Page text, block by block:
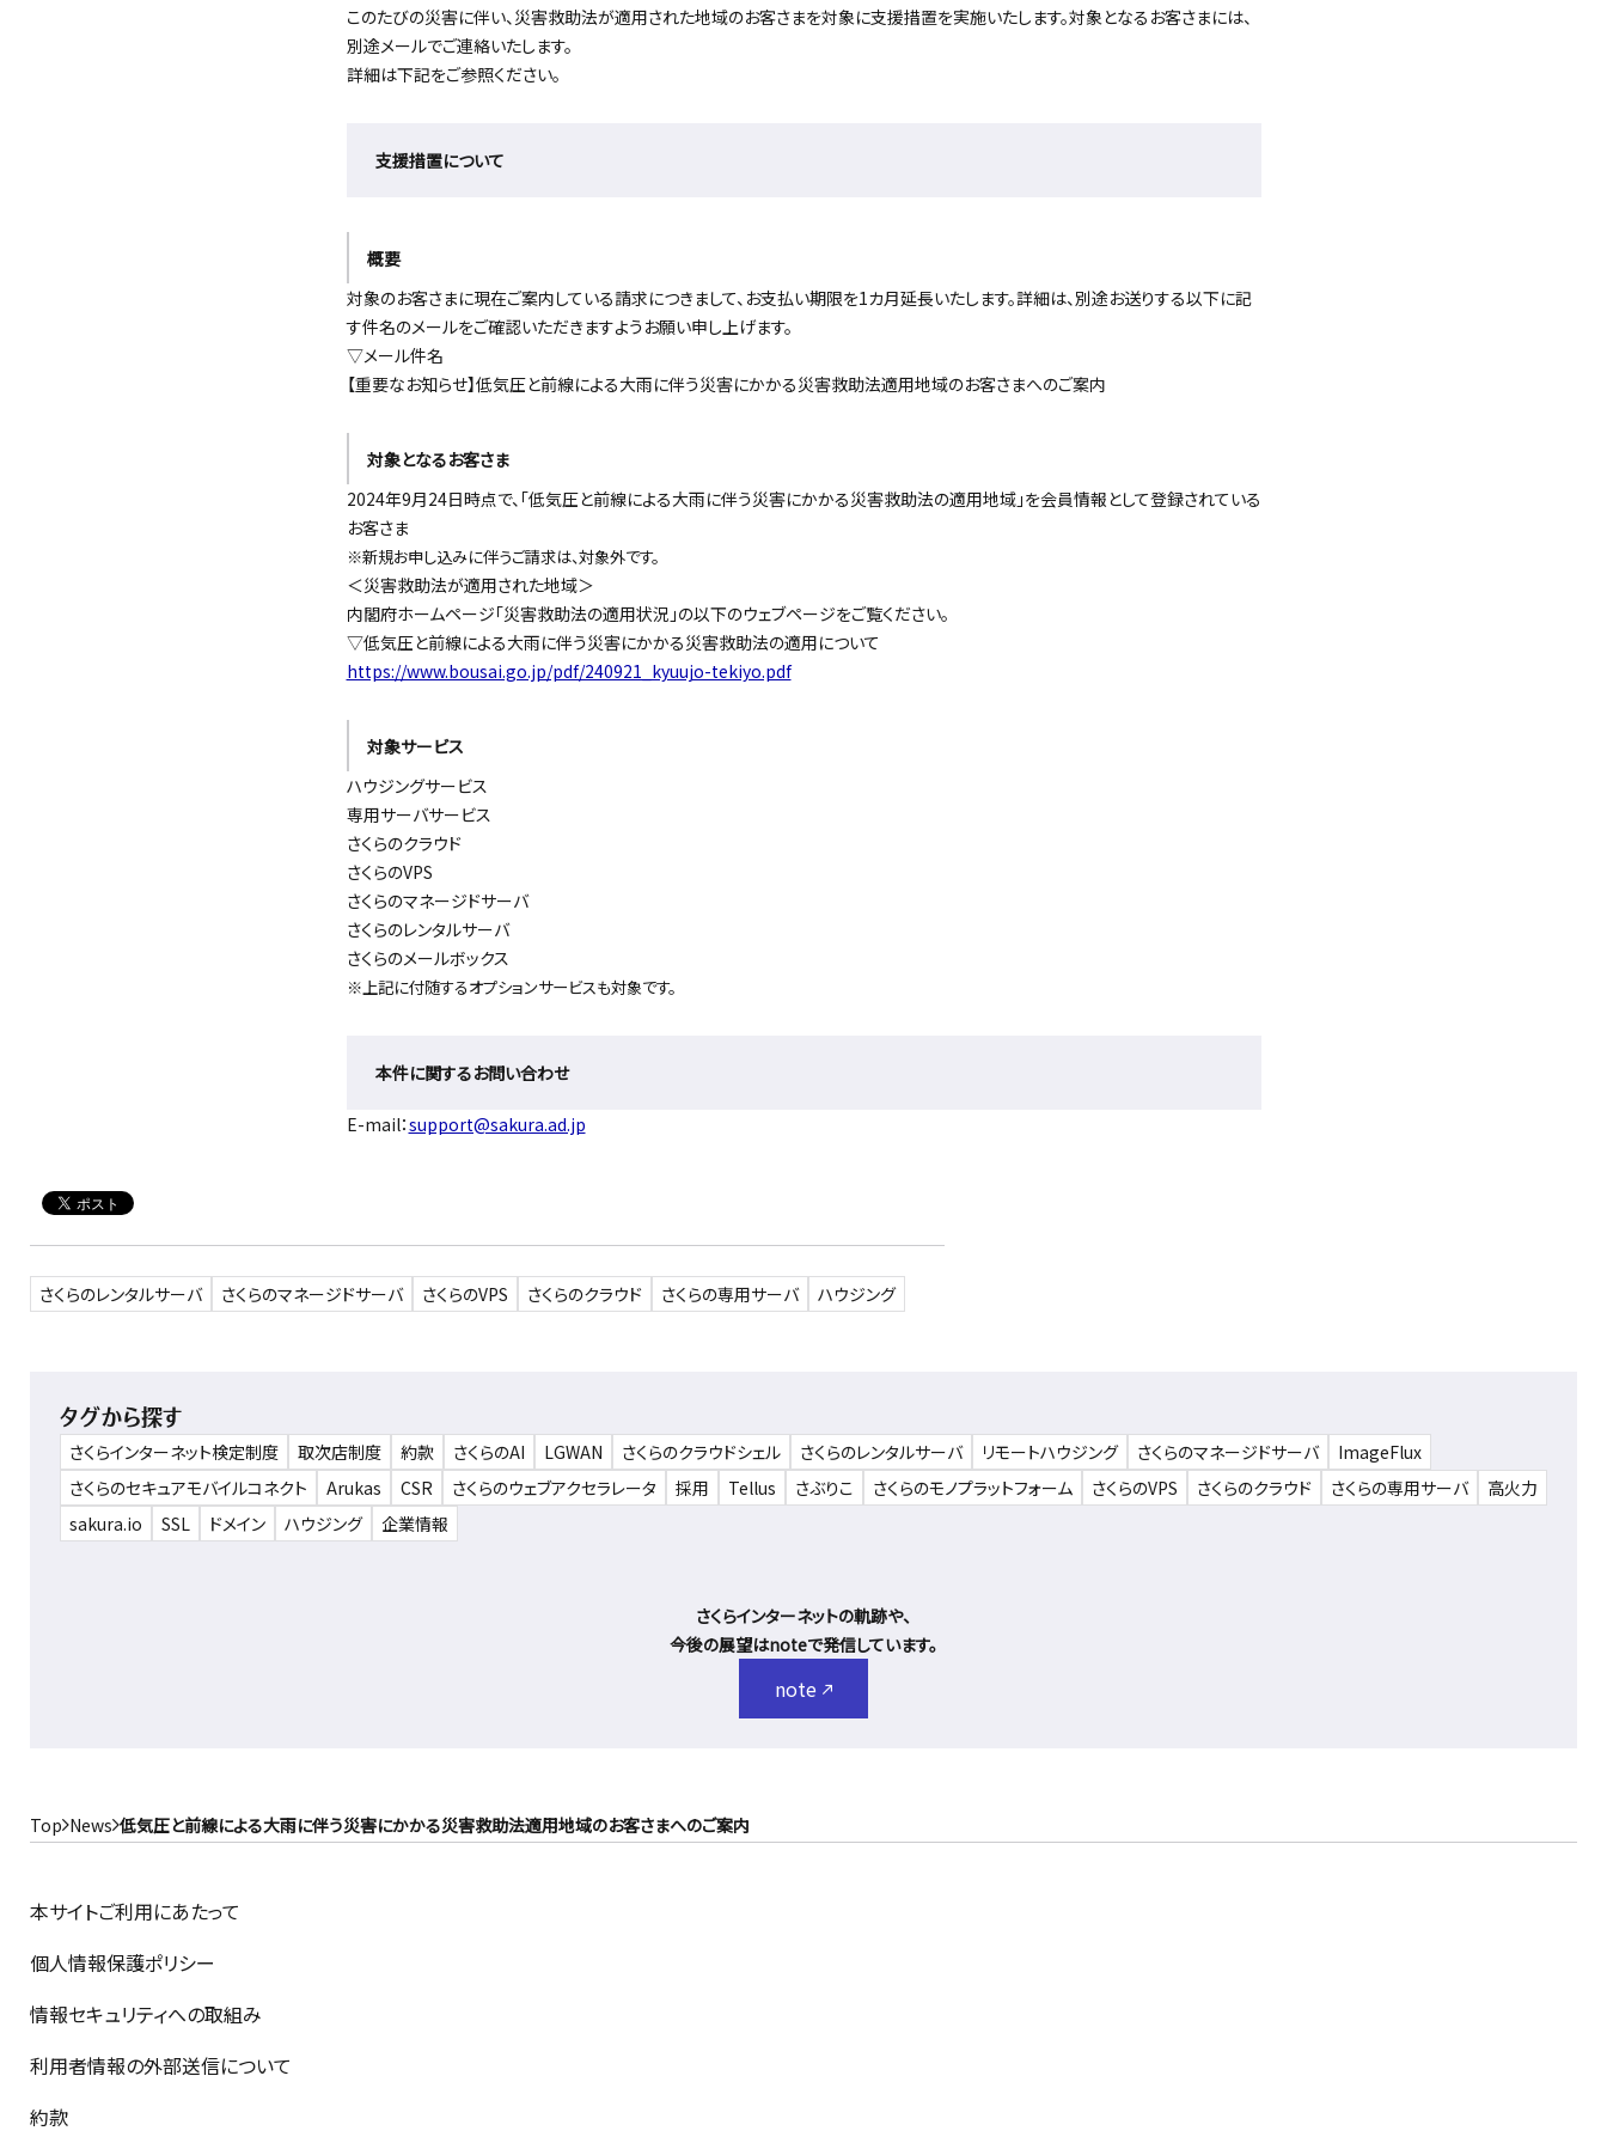
このたびの災害に伴い、災害救助法が適用された地域のお客さまを対象に支援措置を実施いたします。対象となるお客さまには、
別途メールでご連絡いたします。
詳細は下記をご参照ください。
支援措置について
概要
対象のお客さまに現在ご案内している請求につきまして、お支払い期限を1カ月延長いたします。詳細は、別途お送りする以下に記
す件名のメールをご確認いただきますようお願い申し上げます。
▽メール件名
【重要なお知らせ】低気圧と前線による大雨に伴う災害にかかる災害救助法適用地域のお客さまへのご案内
対象となるお客さま
2024年9月24日時点で、「低気圧と前線による大雨に伴う災害にかかる災害救助法の適用地域」を会員情報として登録されている
お客さま
※新規お申し込みに伴うご請求は、対象外です。
＜災害救助法が適用された地域＞
内閣府ホームページ「災害救助法の適用状況」の以下のウェブページをご覧ください。
▽低気圧と前線による大雨に伴う災害にかかる災害救助法の適用について
https://www.bousai.go.jp/pdf/240921_kyuujo-tekiyo.pdf
対象サービス
ハウジングサービス
専用サーバサービス
さくらのクラウド
さくらのVPS
さくらのマネージドサーバ
さくらのレンタルサーバ
さくらのメールボックス
※上記に付随するオプションサービスも対象です。
本件に関するお問い合わせ
E-mail：support@sakura.ad.jp
さくらのレンタルサーバ さくらのマネージドサーバ さくらのVPS さくらのクラウド さくらの専用サーバ ハウジング
タグから探す
さくらインターネット検定制度 取次店制度 約款 さくらのAI LGWAN さくらのクラウドシェル さくらのレンタルサーバ リモートハウジング さくらのマネージドサーバ
ImageFlux
さくらのセキュアモバイルコネクト
Arukas CSR さくらのウェブアクセラレータ 採用 Tellus さぶりこ さくらのモノプラットフォーム さくらのVPS さくらのクラウド さくらの専用サーバ
高火力
sakura.io
SSL ドメイン ハウジング 企業情報
さくらインターネットの軌跡や、
今後の展望はnoteで発信しています。
note
Top News 低気圧と前線による大雨に伴う災害にかかる災害救助法適用地域のお客さまへのご案内
本サイトご利用にあたって
個人情報保護ポリシー
情報セキュリティへの取組み
利用者情報の外部送信について
約款